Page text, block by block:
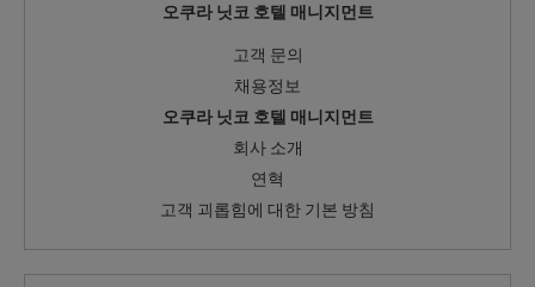
오쿠라 닛코 호텔 매니지먼트
고객 문의
채용정보
오쿠라 닛코 호텔 매니지먼트
회사 소개
연혁
고객 괴롭힘에 대한 기본 방침